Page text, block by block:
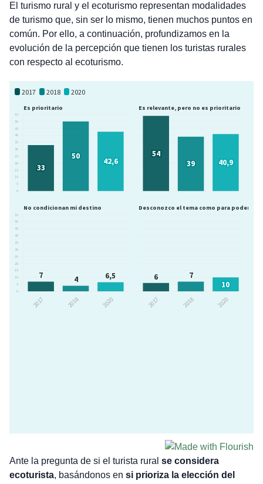
El turismo rural y el ecoturismo representan modalidades
de turismo que, sin ser lo mismo, tienen muchos puntos en
común. Por ello, a continuación, profundizamos en la
evolución de la percepción que tienen los turistas rurales
con respecto al ecoturismo.
Ante la pregunta de si el turista rural se considera
ecoturista, basándonos en si prioriza la elección del